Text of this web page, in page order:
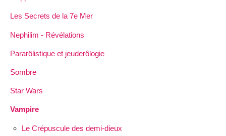
Les Secrets de la 7e Mer
Nephilim - Révélations
Pararôlistique et jeuderôlogie
Sombre
Star Wars
Vampire
Le Crépuscule des demi-dieux